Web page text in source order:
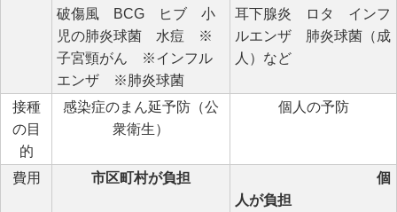
破傷風 BCG ヒブ 小
児の肺炎球菌 水痘 ※
子宮頸がん ※インフル
エンザ ※肺炎球菌
耳下腺炎 ロタ インフ
ルエンザ 肺炎球菌（成
人）など
接種
の目
的
感染症のまん延予防（公
衆衛生）
個人の予防
費用 市区町村が負担
個
人が負担